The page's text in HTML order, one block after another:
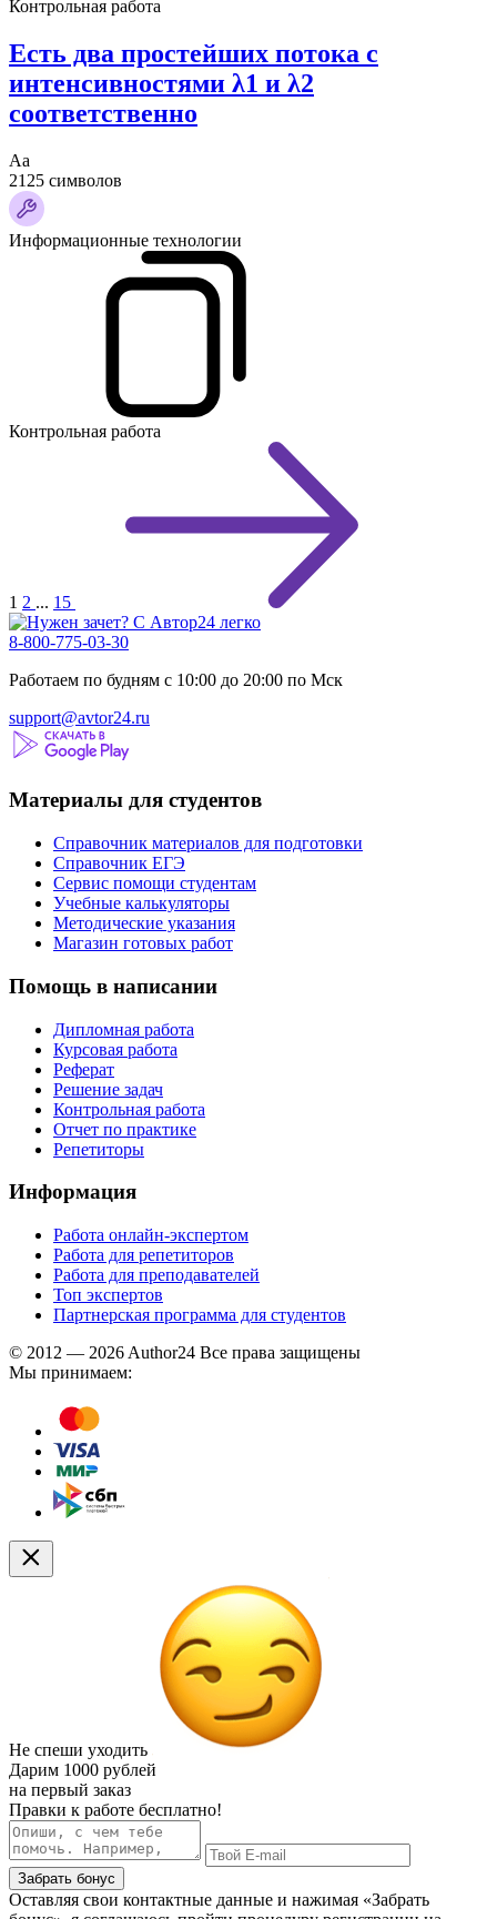
Контрольная работа
Есть два простейших потока с
интенсивностями λ1 и λ2
соответственно
Аа
2125 символов
Информационные технологии
Контрольная работа
1 2 ... 15
8-800-775-03-30
Работаем по будням с 10:00 до 20:00 по Мск
support@avtor24.ru
Материалы для студентов
Справочник материалов для подготовки
Справочник ЕГЭ
Сервис помощи студентам
Учебные калькуляторы
Методические указания
Магазин готовых работ
Помощь в написании
Дипломная работа
Курсовая работа
Реферат
Решение задач
Контрольная работа
Отчет по практике
Репетиторы
Информация
Работа онлайн-экспертом
Работа для репетиторов
Работа для преподавателей
Топ экспертов
Партнерская программа для студентов
© 2012 — 2026 Author24 Все права защищены
Мы принимаем:
Не спеши уходить
Дарим 1000 рублей
на первый заказ
Правки к работе бесплатно!
Забрать бонус
Оставляя свои контактные данные и нажимая «Забрать